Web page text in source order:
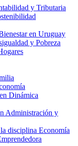
y Tributaria
en Uruguay
y Pobreza
Dinámica
Administración y
disciplina Economía